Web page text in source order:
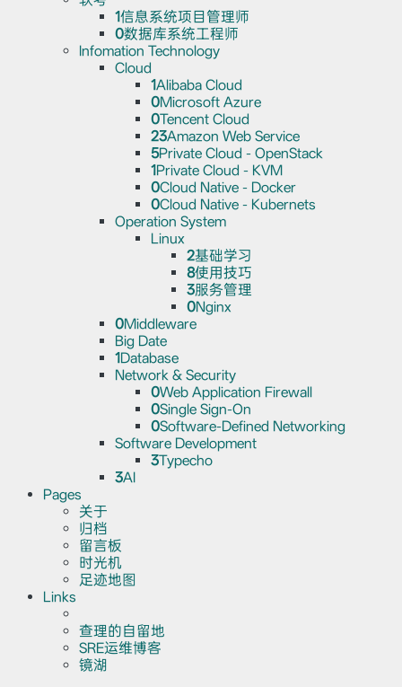
1信息系统项目管理师
0数据库系统工程师
Infomation Technology
Cloud
1Alibaba Cloud
0Microsoft Azure
0Tencent Cloud
23Amazon Web Service
5Private Cloud - OpenStack
1Private Cloud - KVM
0Cloud Native - Docker
0Cloud Native - Kubernets
Operation System
Linux
2基础学习
8使用技巧
3服务管理
0Nginx
0Middleware
Big Date
1Database
Network & Security
0Web Application Firewall
0Single Sign-On
0Software-Defined Networking
Software Development
3Typecho
3AI
Pages
关于
归档
留言板
时光机
足迹地图
Links
查理的自留地
SRE运维博客
镜湖